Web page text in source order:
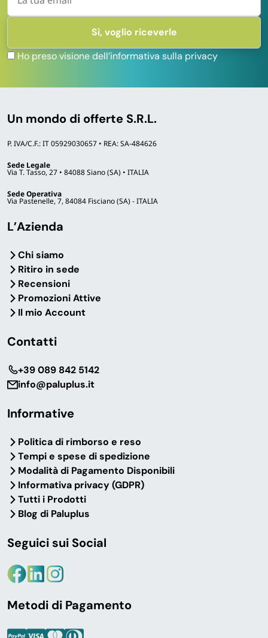
Ho preso visione dell’informativa sulla privacy
Un mondo di offerte S.R.L.
P. IVA/C.F.: IT 05929030657 • REA: SA-484626
Sede Legale
Via T. Tasso, 27 • 84088 Siano (SA) • ITALIA
Sede Operativa
Via Pastenelle, 7, 84084 Fisciano (SA) - ITALIA
L’Azienda
Chi siamo
Ritiro in sede
Recensioni
Promozioni Attive
Il mio Account
Contatti
‎+39 089 842 5142
info@paluplus.it
Informative
Politica di rimborso e reso
Tempi e spese di spedizione
Modalità di Pagamento Disponibili
Informativa privacy (GDPR)
Tutti i Prodotti
Blog di Paluplus
Seguici sui Social
Metodi di Pagamento